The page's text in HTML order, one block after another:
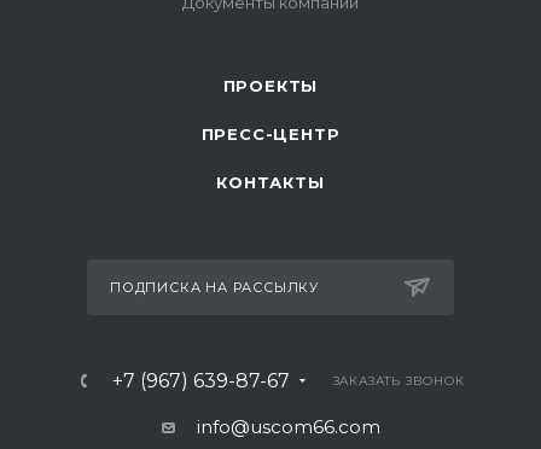
ПРОЕКТЫ
ПРЕСС-ЦЕНТР
КОНТАКТЫ
ПОДПИСКА НА РАССЫЛКУ
+7 (967) 639-87-67 ЗАКАЗАТЬ ЗВОНОК
info@uscom66.com